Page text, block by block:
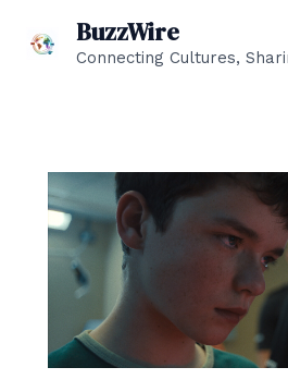
BuzzWire
Connecting Cultures,